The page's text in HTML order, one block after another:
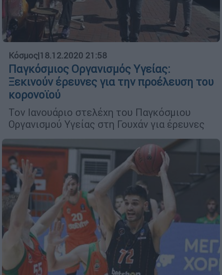
Κόσμος|18.12.2020 21:58
Παγκόσμιος Οργανισμός Υγείας:
Ξεκινούν έρευνες για την προέλευση του
κορονοϊού
Τον Ιανουάριο στελέχη του Παγκόσμιου
Οργανισμού Υγείας στη Γουχάν για έρευνες